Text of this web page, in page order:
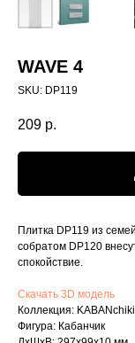
WAVE 4
SKU: DP119
209 р.
Плитка DP119 из
собратом DP120
спокойствие.
Скачать 3D модель
Коллекция: KABANchiki
Фигура: Кабанчик